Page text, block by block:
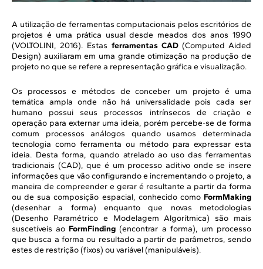
A utilização de ferramentas computacionais pelos escritórios de
projetos é uma prática usual desde meados dos anos 1990
(VOLTOLINI, 2016). Estas ferramentas CAD(Computed Aided
Design) auxiliaram em uma grande otimização na produção de
projeto no que se refere a representação gráfica e visualização.
Os processos e métodos de conceber um projeto é uma
temática ampla onde não há universalidade pois cada ser
humano possui seus processos intrínsecos de criação e
operação para externar uma ideia, porém percebe-se de forma
comum processos análogos quando usamos determinada
tecnologia como ferramenta ou método para expressar esta
ideia. Desta forma, quando atrelado ao uso das ferramentas
tradicionais (CAD), que é um processo aditivo onde se insere
informações que vão configurando e incrementando o projeto, a
maneira de compreender e gerar é resultante a partir da forma
ou de sua composição espacial, conhecido como FormMaking
(desenhar a forma) enquanto que novas metodologias
(Desenho Paramétrico e Modelagem Algorítmica) são mais
suscetíveis ao FormFinding (encontrar a forma), um processo
que busca a forma ou resultado a partir de parâmetros, sendo
estes de restrição (fixos) ou variável (manipuláveis).